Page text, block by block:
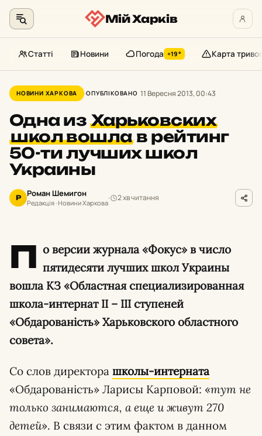
до
контенту
Мій Харків
Статті Новини Погода +19° Карта тривог
НОВИНИ ХАРКОВА ОПУБЛІКОВАНО 11 Вересня 2013, 00:43
Одна из Харьковских
школ вошлав рейтинг
50-ти лучших школ
Украины
Р Роман Шемигон
Редакція · Новини Харкова
2 хв читання
П о версии журнала «Фокус» в число
пятидесяти лучших школ Украины
вошла КЗ «Областная специализированная
школа-интернат II – III ступеней
«Обдарованість» Харьковского областного
совета».
Со слов директора школы-интерната
«Обдарованість» Ларисы Карповой: «тут не
только занимаются, а еще и живут 270
детей». В связи с этим фактом в данном